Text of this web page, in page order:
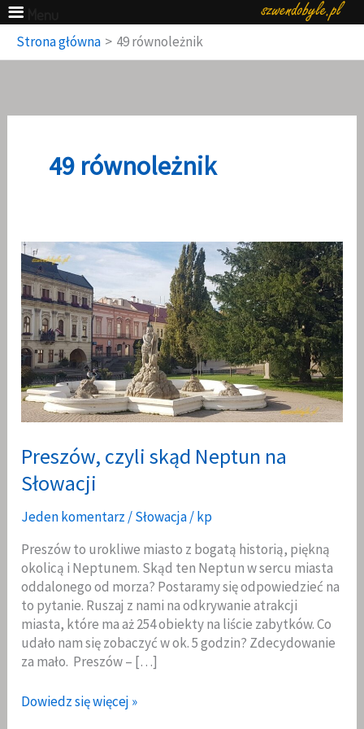
PrzejdźStrona główna 49 równoleżnik
49 równoleżnik
Preszów, czyli skąd Neptun na
Słowacji
Jeden komentarz /Słowacja/kp
Preszów to urokliwe miasto z bogatą historią, piękną
okolicą i Neptunem. Skąd ten Neptun w sercu miasta
oddalonego od morza? Postaramy się odpowiedzieć na
to pytanie. Ruszaj z nami na odkrywanie atrakcji
miasta, które ma aż 254 obiekty na liście zabytków. Co
udało nam się zobaczyć w ok. 5 godzin? Zdecydowanie
za mało. Preszów – […]
Preszów,
Dowiedz się więcej »